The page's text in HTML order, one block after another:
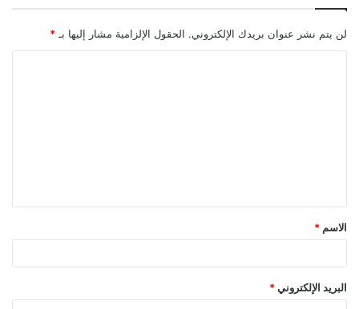
لن يتم نشر عنوان بريدك الإلكتروني. الحقول الإلزامية مشار إليها بـ *
الاسم *
البريد الإلكتروني *